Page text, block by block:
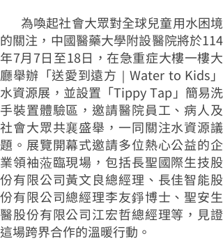
為喚起社會大眾對全球兒童用水困境
的關注，中國醫藥大學附設醫院將於114
年7月7日至18日，在急重症大樓一樓大
廳舉辦「送愛到遠方｜Water to Kids」
水資源展，並設置「Tippy Tap」簡易洗
手裝置體驗區，邀請醫院員工、病人及
社會大眾共襄盛舉，一同關注水資源議
題。展覽開幕式邀請多位熱心公益的企
業領袖蒞臨現場，包括長聖國際生技股
份有限公司黃文良總經理、長佳智能股
份有限公司總經理李友錚博士、聖安生
醫股份有限公司江宏哲總經理等，見證
這場跨界合作的溫暖行動。